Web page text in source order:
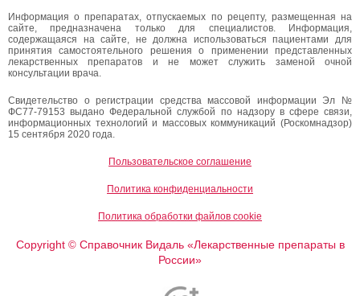
Информация о препаратах, отпускаемых по рецепту, размещенная на
сайте, предназначена только для специалистов. Информация,
содержащаяся на сайте, не должна использоваться пациентами для
принятия самостоятельного решения о применении представленных
лекарственных препаратов и не может служить заменой очной
консультации врача.
Свидетельство о регистрации средства массовой информации Эл №
ФС77-79153 выдано Федеральной службой по надзору в сфере связи,
информационных технологий и массовых коммуникаций (Роскомнадзор)
15 сентября 2020 года.
Пользовательское соглашение
Политика конфиденциальности
Политика обработки файлов cookie
Copyright ©Справочник Видаль «Лекарственные препараты в
России»